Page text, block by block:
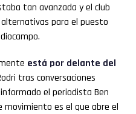
tan avanzada y el club
para el puesto
está por delante del
tras conversaciones
el periodista Ben
movimiento es el que abre el